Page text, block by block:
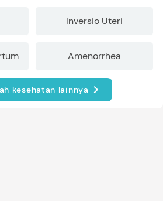
Inversio Uteri
Amenorrhea
kesehatan lainnya